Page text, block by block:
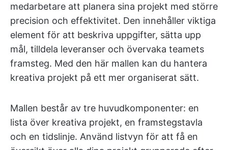
medarbetare att planera sina projekt med större
precision och effektivitet. Den innehåller viktiga
element för att beskriva uppgifter, sätta upp
mål, tilldela leveranser och övervaka teamets
framsteg. Med den här mallen kan du hantera
kreativa projekt på ett mer organiserat sätt.
Mallen består av tre huvudkomponenter: en
lista över kreativa projekt, en framstegstavla
och en tidslinje. Använd listvyn för att få en